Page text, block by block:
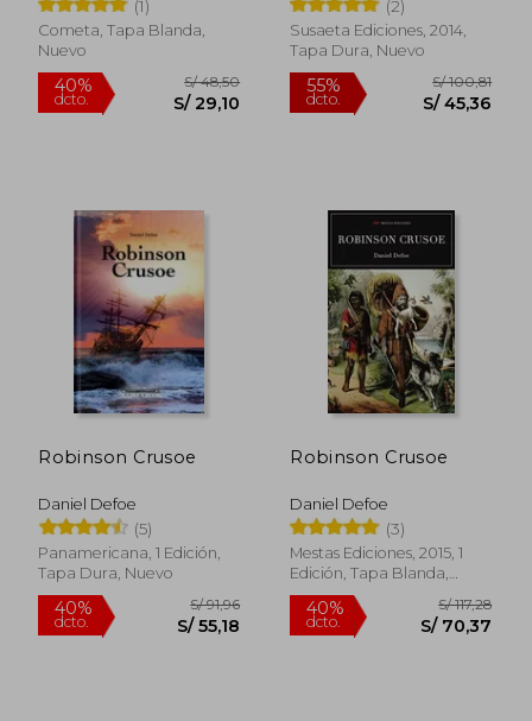
(1)
Cometa, Tapa Blanda,
Nuevo
dcto.
(2)
Susaeta Ediciones, 2014,
Tapa Dura, Nuevo
dcto.
Robinson Crusoe
Daniel Defoe
(5)
Panamericana, 1 Edición,
Tapa Dura, Nuevo
Robinson Crusoe
Daniel Defoe
(3)
Mestas Ediciones, 2015, 1
Edición, Tapa Blanda,
Nuevo